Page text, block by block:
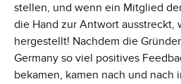
stellen, und wenn ein Mitglied
die Hand zur Antwort ausstreckt,
hergestellt! Nachdem die
Germany so viel positives
bekamen, kamen nach und nach